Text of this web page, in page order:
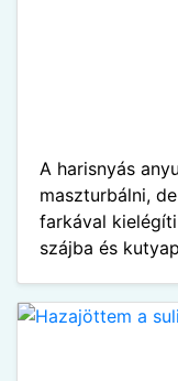
A harisnyás
maszturbálni,
farkával
szájba és